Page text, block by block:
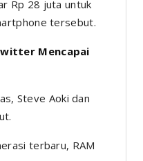
Rp 28 juta untuk
tersebut.
Mencapai
Steve Aoki dan
terbaru, RAM